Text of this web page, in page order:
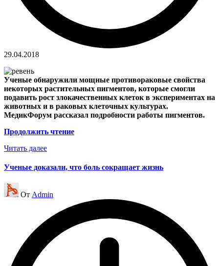
29.04.2018
Ученые обнаружили мощные противораковые свойства
некоторых растительных пигментов, которые смогли
подавить рост злокачественных клеток в экспериментах на
животных и в раковых клеточных культурах.
МедикФорум рассказал подробности работы пигментов.
Продолжить чтение
Читать далее
Ученые доказали, что боль сокращает жизнь
Запись
от
От Admin